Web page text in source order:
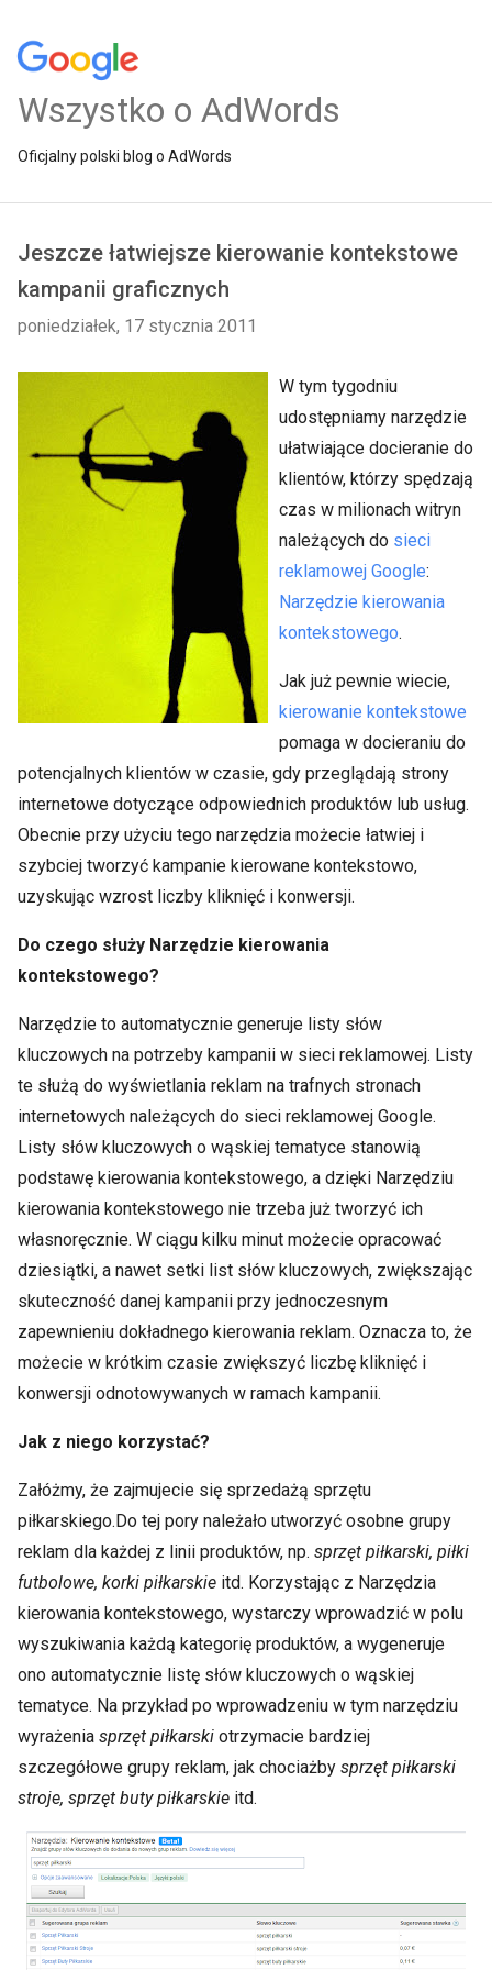
Wszystko o AdWords
Oficjalny polski blog o AdWords
Jeszcze łatwiejsze kierowanie kontekstowe
kampanii graficznych
poniedziałek, 17 stycznia 2011
W tym tygodniu
udostępniamy narzędzie
ułatwiające docieranie do
klientów, którzy spędzają
czas w milionach witryn
należących do sieci
reklamowej Google:
Narzędzie kierowania
kontekstowego.
Jak już pewnie wiecie,
kierowanie kontekstowe
pomaga w docieraniu do
potencjalnych klientów w czasie, gdy przeglądają strony
internetowe dotyczące odpowiednich produktów lub usług.
Obecnie przy użyciu tego narzędzia możecie łatwiej i
szybciej tworzyć kampanie kierowane kontekstowo,
uzyskując wzrost liczby kliknięć i konwersji.
Do czego służy Narzędzie kierowania
kontekstowego?
Narzędzie to automatycznie generuje listy słów
kluczowych na potrzeby kampanii w sieci reklamowej. Listy
te służą do wyświetlania reklam na trafnych stronach
internetowych należących do sieci reklamowej Google.
Listy słów kluczowych o wąskiej tematyce stanowią
podstawę kierowania kontekstowego, a dzięki Narzędziu
kierowania kontekstowego nie trzeba już tworzyć ich
własnoręcznie. W ciągu kilku minut możecie opracować
dziesiątki, a nawet setki list słów kluczowych, zwiększając
skuteczność danej kampanii przy jednoczesnym
zapewnieniu dokładnego kierowania reklam. Oznacza to, że
możecie w krótkim czasie zwiększyć liczbę kliknięć i
konwersji odnotowywanych w ramach kampanii.
Jak z niego korzystać?
Załóżmy, że zajmujecie się sprzedażą sprzętu
piłkarskiego.Do tej pory należało utworzyć osobne grupy
reklam dla każdej z linii produktów, np. sprzęt piłkarski, piłki
futbolowe, korki piłkarskie itd. Korzystając z Narzędzia
kierowania kontekstowego, wystarczy wprowadzić w polu
wyszukiwania każdą kategorię produktów, a wygeneruje
ono automatycznie listę słów kluczowych o wąskiej
tematyce. Na przykład po wprowadzeniu w tym narzędziu
wyrażenia sprzęt piłkarski otrzymacie bardziej
szczegółowe grupy reklam, jak chociażby sprzęt piłkarski
stroje, sprzęt buty piłkarskie itd.